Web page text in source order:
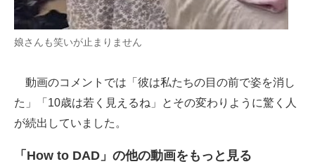
娘さんも笑いが止まりません
動画のコメントでは「彼は私たちの目の前で姿を消し
た」「10歳は若く見えるね」とその変わりように驚く人
が続出していました。
「How to DAD」の他の動画をもっと見る